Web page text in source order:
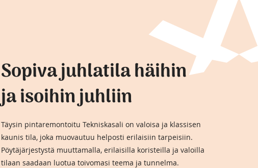
Sopiva juhlatila häihin
ja isoihin juhliin
Täysin pintaremontoitu Tekniskasali on valoisa ja klassisen
kaunis tila, joka muovautuu helposti erilaisiin tarpeisiin.
Pöytäjärjestystä muuttamalla, erilaisilla koristeilla ja valoilla
tilaan saadaan luotua toivomasi teema ja tunnelma.